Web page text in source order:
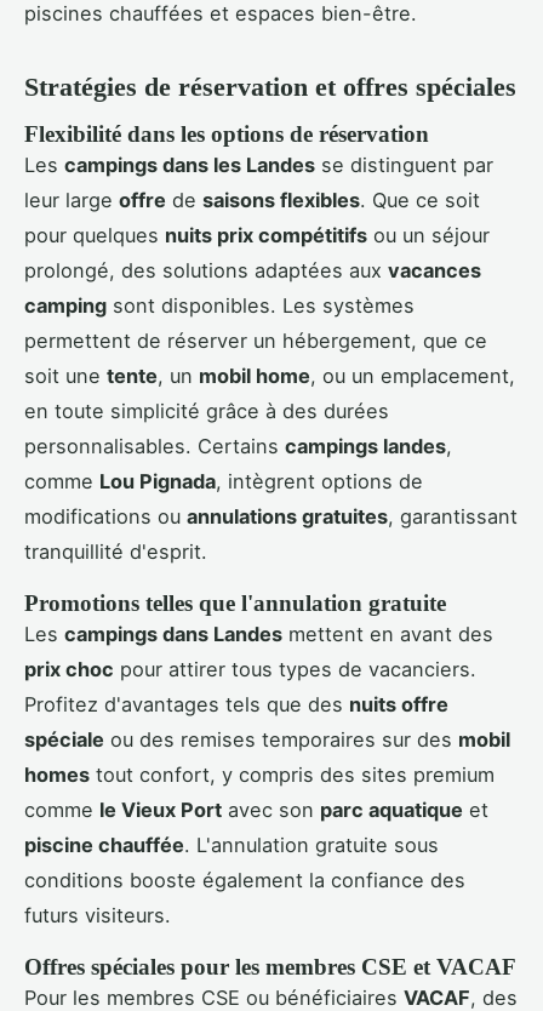
piscines chauffées et espaces bien-être.
Stratégies de réservation et offres spéciales
Flexibilité dans les options de réservation
Les campings dans les Landes se distinguent par
leur large offre de saisons flexibles. Que ce soit
pour quelques nuits prix compétitifs ou un séjour
prolongé, des solutions adaptées aux vacances
camping sont disponibles. Les systèmes
permettent de réserver un hébergement, que ce
soit une tente, un mobil home, ou un emplacement,
en toute simplicité grâce à des durées
personnalisables. Certains campings landes,
comme Lou Pignada, intègrent options de
modifications ou annulations gratuites, garantissant
tranquillité d'esprit.
Promotions telles que l'annulation gratuite
Les campings dans Landes mettent en avant des
prix choc pour attirer tous types de vacanciers.
Profitez d'avantages tels que des nuits offre
spéciale ou des remises temporaires sur des mobil
homes tout confort, y compris des sites premium
comme le Vieux Port avec son parc aquatique et
piscine chauffée. L'annulation gratuite sous
conditions booste également la confiance des
futurs visiteurs.
Offres spéciales pour les membres CSE et VACAF
Pour les membres CSE ou bénéficiaires VACAF, des